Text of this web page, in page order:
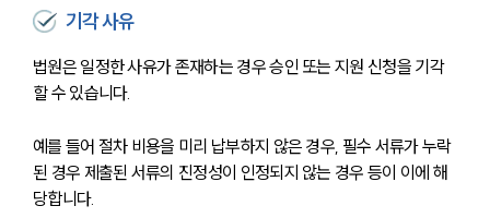
기각 사유
법원은 일정한 사유가 존재하는 경우 승인 또는 지원 신청을 기각
할 수 있습니다.
예를 들어 절차 비용을 미리 납부하지 않은 경우, 필수 서류가 누락
된 경우 제출된 서류의 진정성이 인정되지 않는 경우 등이 이에 해
당합니다.